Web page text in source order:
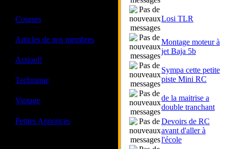
Courses
Articles de nos membres
Action!!
Technique
Vintage
Petites Annonces
Losi TLR
Montage moteur à
jet Baja 5b
Sympa cette petite
piste Mini RC
de la maitrise a
double tranchant
Devoirs de RC
avant d'aller à
l'école